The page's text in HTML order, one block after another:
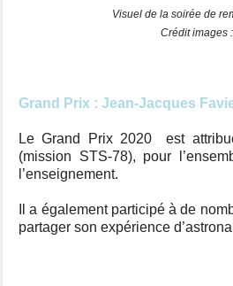
Visuel de la soirée de
Crédit images
Grand Prix : Jean-Jacques
Le Grand Prix 2020 est
(mission STS-78), pour
l’enseignement.
Il a également participé à de
partager son expérience